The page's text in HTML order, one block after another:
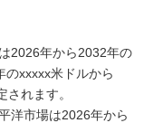
2026年から2032年の
のxxxxx米ドルから
れます。
洋市場は2026年から